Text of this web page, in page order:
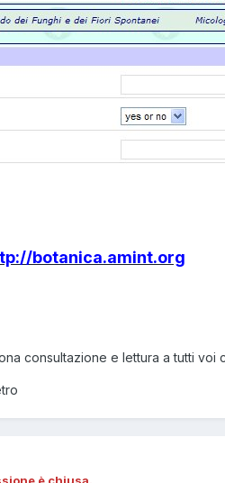
botanica.amint.org
consultazione e lettura a tutti voi
è chiusa.